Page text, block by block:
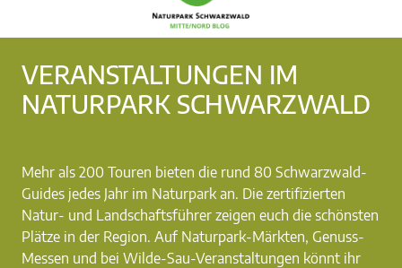
VERANSTALTUNGEN IM
NATURPARK SCHWARZWALD
Mehr als 200 Touren bieten die rund 80 Schwarzwald-
Guides jedes Jahr im Naturpark an. Die zertifizierten
Natur- und Landschaftsführer zeigen euch die schönsten
Plätze in der Region. Auf Naturpark-Märkten, Genuss-
Messen und bei Wilde-Sau-Veranstaltungen könnt ihr